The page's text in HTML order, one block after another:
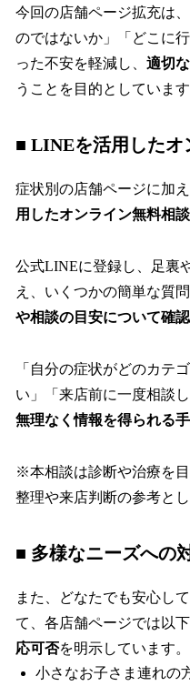
今回の店舗ページ拡充は
のではないか」「どこに
った不安を軽減し、 適切
うことを目的としています
■ LINEを活用したオ
症状別の店舗ページに加
用したオンライン無料相談
公式LINEに登録し、足裏
え、いくつかの簡単な質
や相談の目安について確
「自分の症状がどのカテ
い」「来店前に一度相談
無理なく情報を得られる
※本相談は診断や治療を
整理や来店判断の参考と
■ 多様なニーズへの
また、どなたでも安心し
て、各店舗ページでは以
応可否を明示しています。
小さなお子さま連れの